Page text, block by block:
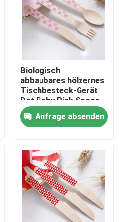
Auswahl
Biologisch
abbaubares hölzernes
Tischbesteck-Gerät
Dot Baby Pink Spoon
Didposable 160mm
Anfrage absenden